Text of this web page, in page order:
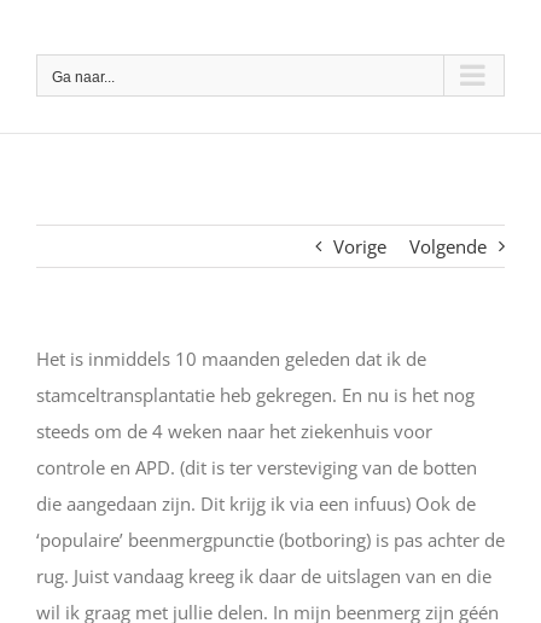
inhoudGa naar...
Vorige Volgende
Het is inmiddels 10 maanden geleden dat ik de
stamceltransplantatie heb gekregen. En nu is het nog
steeds om de 4 weken naar het ziekenhuis voor
controle en APD. (dit is ter versteviging van de botten
die aangedaan zijn. Dit krijg ik via een infuus) Ook de
‘populaire’ beenmergpunctie (botboring) is pas achter de
rug. Juist vandaag kreeg ik daar de uitslagen van en die
wil ik graag met jullie delen. In mijn beenmerg zijn géén